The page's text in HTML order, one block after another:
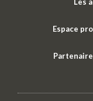
Espace